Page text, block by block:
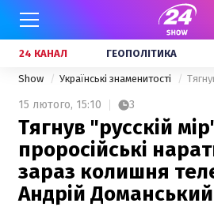
24 КАНАЛ ГЕОПОЛІТИКА
Show Українські знаменитості
15 лютого, 15:10 3
Тягнув "русскій
проросійські
зараз колишня
Андрій Доманський